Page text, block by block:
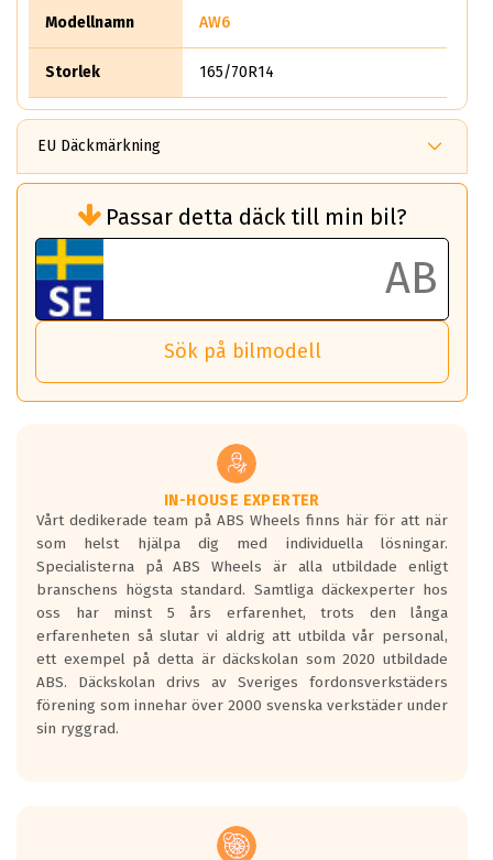
Modellnamn AW6
Storlek 165/70R14
EU Däckmärkning
bränsleförbrukningen)
Det ska vara en betygsskala från klass A
till G för rullmotstånd.
Ett klass A däck kommer ha 6,5% bättre
bränsleförbrukning än ett klass G däck.
Det betyder att om man kör 10,000 km,
så sparar man 50 liter bränsle med ett
vilken körstil du använder.
Våtgrepp egenskaper:
Betygsskalan är satt A till F. Där A påvisar
den kortaste bromssträckan och F är den
längsta.
Inga D eller G betyg delas ut för
personbilar och lätta lastbilar.
Betyget sätts efter ett test där däcken
skall bromsa in på en väg där det ligger
0.5-1.5 mm vatten.
I 80km/h kommer skillnaden på
Passar detta däck till min bil?
Sök på bilmodell
IN-HOUSE EXPERTER
Vårt dedikerade team på ABS Wheels finns här för att när
som helst hjälpa dig med individuella lösningar.
Specialisterna på ABS Wheels är alla utbildade enligt
branschens högsta standard. Samtliga däckexperter hos
oss har minst 5 års erfarenhet, trots den långa
erfarenheten så slutar vi aldrig att utbilda vår personal,
ett exempel på detta är däckskolan som 2020 utbildade
ABS. Däckskolan drivs av Sveriges fordonsverkstäders
förening som innehar över 2000 svenska verkstäder under
sin ryggrad.